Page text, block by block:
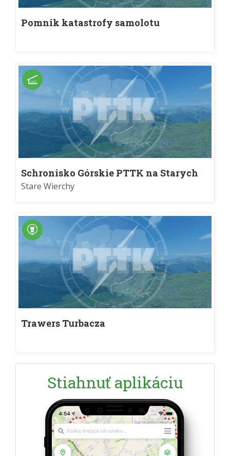
Pomnik katastrofy samolotu
Schronisko Górskie PTTK na Starych
Wierchach im. Czesława Trybowskiego
Stare Wierchy
Trawers Turbacza
Stiahnuť aplikáciu